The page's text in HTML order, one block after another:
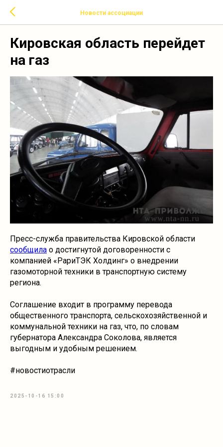
Новости ассоциации
Кировская область перейдет
на газ
Пресс-служба правительства Кировской области
сообщила о достигнутой договоренности с
компанией «РариТЭК Холдинг» о внедрении
газомоторной техники в транспортную систему
региона.
Соглашение входит в программу перевода
общественного транспорта, сельскохозяйственной и
коммунальной техники на газ, что, по словам
губернатора Александра Соколова, является
выгодным и удобным решением.
#новостиотрасли
2025-10-16 15:00